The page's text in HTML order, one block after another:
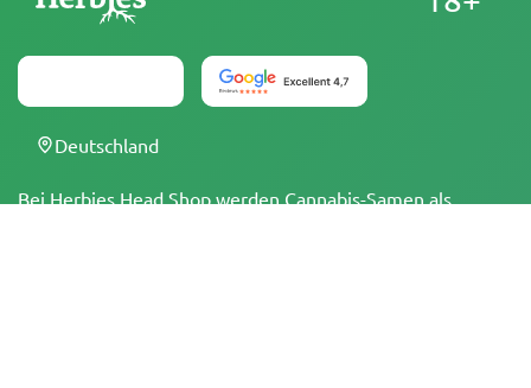
Bei Herbies Head Shop werden Cannabis-Samen als
Deutschland